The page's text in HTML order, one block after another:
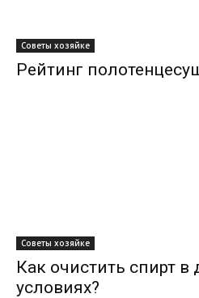
Советы хозяйке
Рейтинг
Советы хозяйке
Как очистить спирт
условиях?